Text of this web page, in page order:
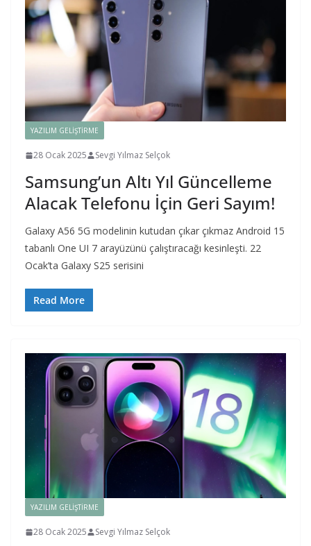
YAZILIM GELIŞTIRME
28 Ocak 2025 Sevgi Yılmaz Selçok
Samsung’un Altı Yıl Güncelleme
Alacak Telefonu İçin Geri Sayım!
Galaxy A56 5G modelinin kutudan çıkar çıkmaz Android 15
tabanlı One UI 7 arayüzünü çalıştıracağı kesinleşti. 22
Ocak’ta Galaxy S25 serisini
Read More
YAZILIM GELIŞTIRME
28 Ocak 2025 Sevgi Yılmaz Selçok